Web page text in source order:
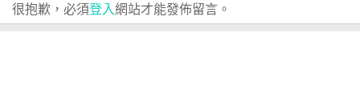
很抱歉，必須登入網站才能發佈留言。